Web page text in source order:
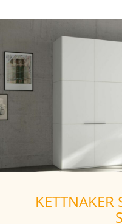
KETTNAKER